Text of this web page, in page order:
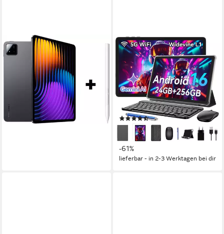
XIAOMI
Pad 7 + Pen Tablet
Bildschirmdiagonale
Speichergröße
3200 x 2136 px Bildschirmauflösung
503,06 €
14,61 €
mtl. in 48 Raten
lieferbar - in 1-2 Werktagen bei dir
VEKFULPC
10" Android 16 256GB mit
Zubehör Tablet
10 Zoll Bildschirmdiagonale
256 GB Speichergröße
1280*800 px Bildschirmauflösung
Produktdatenblatt
(17)
101,99 € UVP
259,99 €
9,31 €mtl. in 12 Raten
-61%
lieferbar - in 2-3 Werktagen bei dir